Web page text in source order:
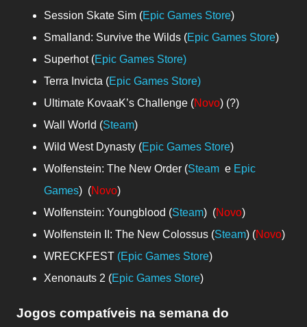
Session Skate Sim (Epic Games Store)
Smalland: Survive the Wilds (Epic Games Store)
Superhot (Epic Games Store)
Terra Invicta (Epic Games Store)
Ultimate KovaaK’s Challenge (Novo) (?)
Wall World (Steam)
Wild West Dynasty (Epic Games Store)
Wolfenstein: The New Order (Steam e Epic
Games) (Novo)
Wolfenstein: Youngblood (Steam) (Novo)
Wolfenstein II: The New Colossus (Steam) (Novo)
WRECKFEST (Epic Games Store)
Xenonauts 2 (Epic Games Store)
Jogos compatíveis na semana do